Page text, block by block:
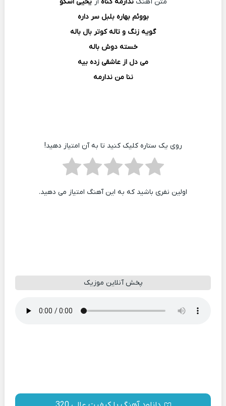
متن آهنگندارمه گناه از یحیی اسکو
بووئم بهاره بلبل سر داره
گویه زنگ و تاله کوتر بال باله
خسته دوش باله
می دل از عاشقی زده بیه
ننا من ندارمه
روی یک ستاره کلیک کنید تا به آن امتیاز دهید!
اولین نفری باشید که به این آهنگ امتیاز می دهید.
پخش آنلاین موزیک